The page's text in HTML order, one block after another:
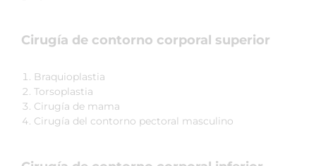
Cirugía de contorno corporal superior
Braquioplastia
Torsoplastia
Cirugía de mama
Cirugía del contorno pectoral masculino